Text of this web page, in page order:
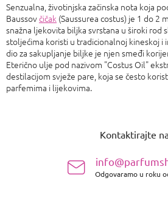
Senzualna, životinjska začinska nota koja
Baussovčičak (Saussurea costus) je 1 do 2
snažna ljekovita biljka svrstana u široki rod
stoljećima koristi u tradicionalnoj kineskoj i
dio za sakupljanje biljke je njen smeđi
Eterično ulje pod nazivom "Costus Oil"
destilacijom svježe pare, koja se često
parfemima i lijekovima.
Kontaktirajte
Odgovaramo u roku